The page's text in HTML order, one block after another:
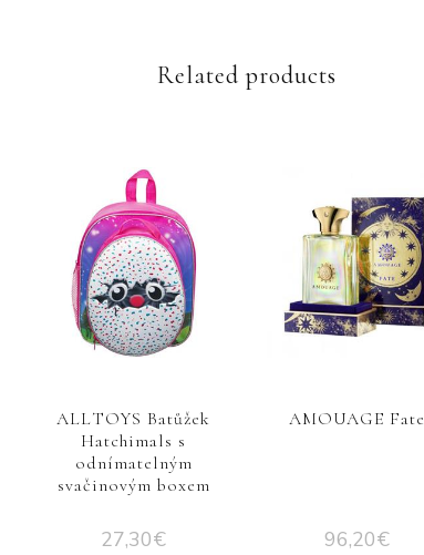
Related products
ALLTOYS Batůžek
Hatchimals s
odnímatelným
svačinovým boxem
27,30€
AMOUAGE Fate
96,20€